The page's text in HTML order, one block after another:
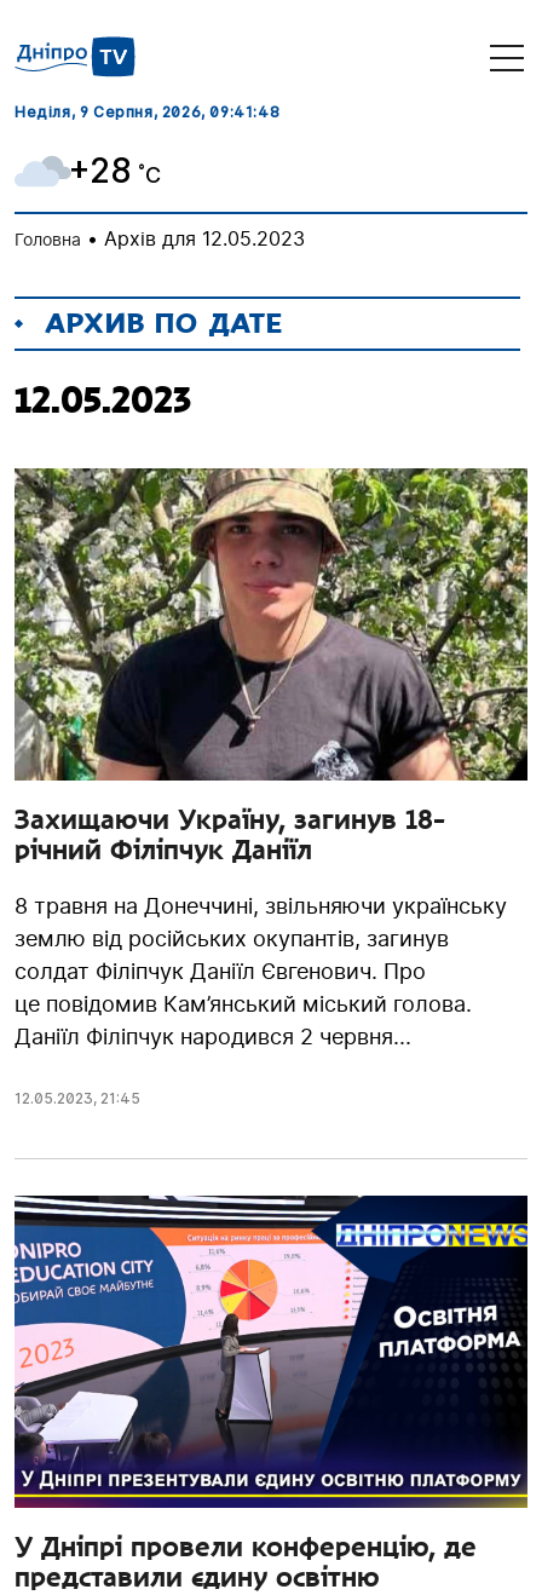
Неділя, 9 Серпня, 2026, 09:41:49
+28 ˚C
Головна • Архів для 12.05.2023
АРХИВ ПО ДАТЕ
12.05.2023
Захищаючи Україну, загинув 18-
річний Філіпчук Даніїл
8 травня на Донеччині, звільняючи українську
землю від російських окупантів, загинув
солдат Філіпчук Даніїл Євгенович. Про
це повідомив Кам’янський міський голова.
Даніїл Філіпчук народився 2 червня...
12.05.2023, 21:45
У Дніпрі провели конференцію, де
представили єдину освітню